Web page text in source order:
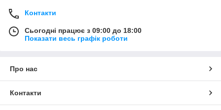
Контакти
Сьогодні працює з 09:00 до 18:00
Показати весь графік роботи
Про нас
Контакти